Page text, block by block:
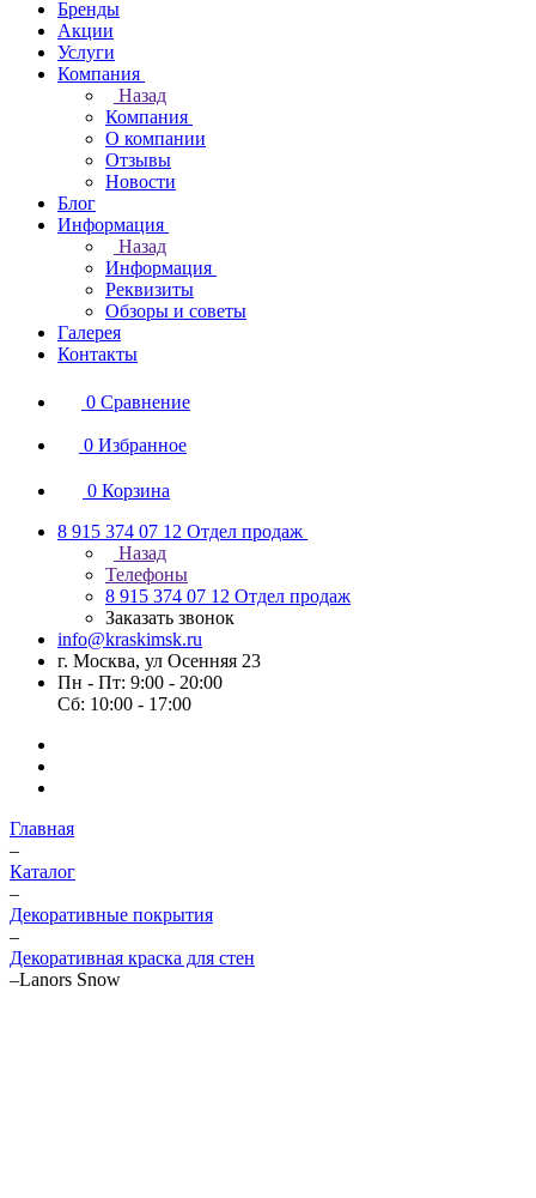
Бренды
Акции
Услуги
Компания
Назад
Компания
О компании
Отзывы
Новости
Блог
Информация
Назад
Информация
Реквизиты
Обзоры и советы
Галерея
Контакты
0 Сравнение
0 Избранное
0 Корзина
8 915 374 07 12 Отдел продаж
Назад
Телефоны
8 915 374 07 12 Отдел продаж
Заказать звонок
info@kraskimsk.ru
г. Москва, ул Осенняя 23
Пн - Пт: 9:00 - 20:00
Сб: 10:00 - 17:00
Главная
–
Каталог
–
Декоративные покрытия
–
Декоративная краска для стен
–Lanors Snow